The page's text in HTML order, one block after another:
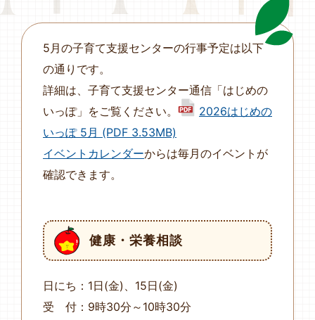
5月の子育て支援センターの行事予定は以下
の通りです。
詳細は、子育て支援センター通信「はじめの
いっぽ」をご覧ください。
2026はじめの
いっぽ 5月 (PDF 3.53MB)
イベントカレンダーからは毎月のイベントが
確認できます。
健康・栄養相談
日にち：1日(金)、15日(金)
受 付：9時30分～10時30分